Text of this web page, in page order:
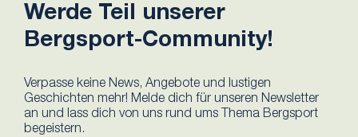
Werde Teil unserer
Bergsport-Community!
Verpasse keine News, Angebote und lustigen
Geschichten mehr! Melde dich für unseren Newsletter
an und lass dich von uns rund ums Thema Bergsport
begeistern.